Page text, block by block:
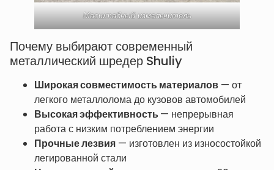
Масштабный измельчитель
Почему выбирают современный
металлический шредер Shuliy
Широкая совместимость материалов — от
легкого металлолома до кузовов автомобилей
Высокая эффективность— непрерывная
работа с низким потреблением энергии
Прочные лезвия — изготовлен из износостойкой
легированной стали